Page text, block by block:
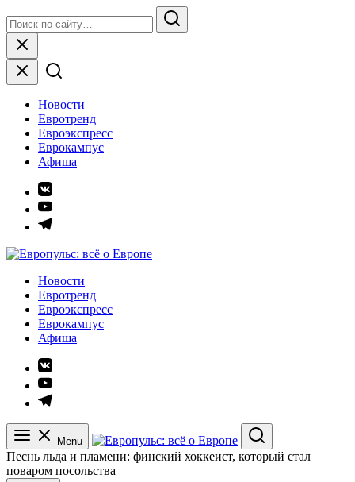
to
content
for:
Search
Close
Новости
Евротренд
Евроэкспресс
Еврокампус
Афиша
Элемент
меню
Элемент
меню
Элемент
Европульс: всё о Европе
Новости
Евротренд
Евроэкспресс
Еврокампус
Афиша
Элемент
меню
Элемент
меню
Элемент
Menu
Search
Песнь льда и пламени: финский хоккеист, который стал
поваром посольства